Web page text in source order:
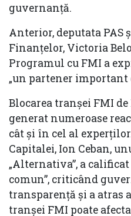
guvernanță.
Anterior, deputata PAS
Finanțelor, Victoria
Programul cu FMI a
„un partener important
Blocarea tranșei FMI
generat numeroase
cât şi în cel al
Capitalei, Ion Ceban,
„Alternativa”, a
comun”, criticând
transparență și a atras
tranșei FMI poate